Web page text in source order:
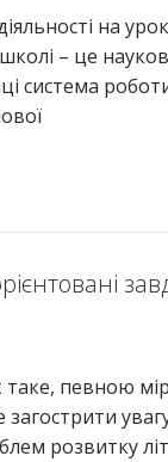
на
– це
система
таке, певною
розвитку